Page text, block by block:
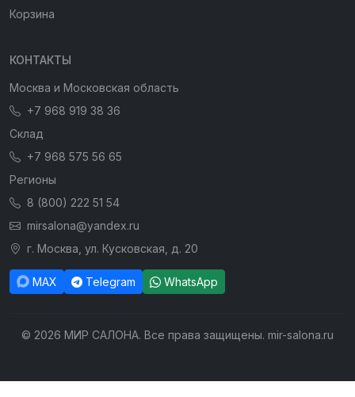
Корзина
КОНТАКТЫ
Москва и Московская область
+7 968 919 38 36
Склад
+7 968 575 56 65
Регионы
8 (800) 222 51 54
mirsalona@yandex.ru
г. Москва, ул. Кусковская, д. 20
MAX Telegram WhatsApp
© 2026 МИР САЛОНА. Все права защищены. mir-salona.ru